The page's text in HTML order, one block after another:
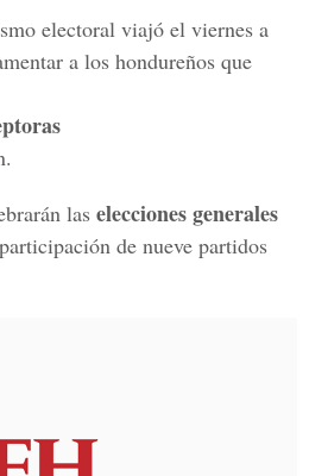
electoral viajó el viernes a
a los hondureños que
las elecciones generales
de nueve partidos